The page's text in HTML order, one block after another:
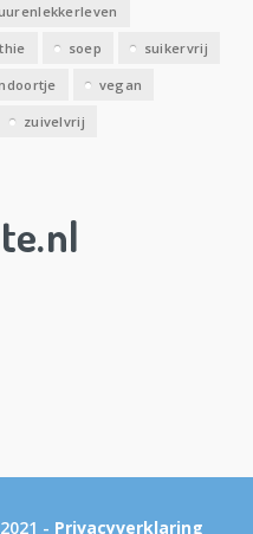
soep suikervrij
vegan
zuivelvrij
- Privacyverklaring